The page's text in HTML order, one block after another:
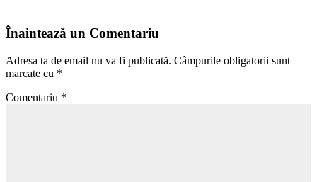
Înaintează un Comentariu
Adresa ta de email nu va fi publicată. Câmpurile obligatorii sunt
marcate cu *
Comentariu *